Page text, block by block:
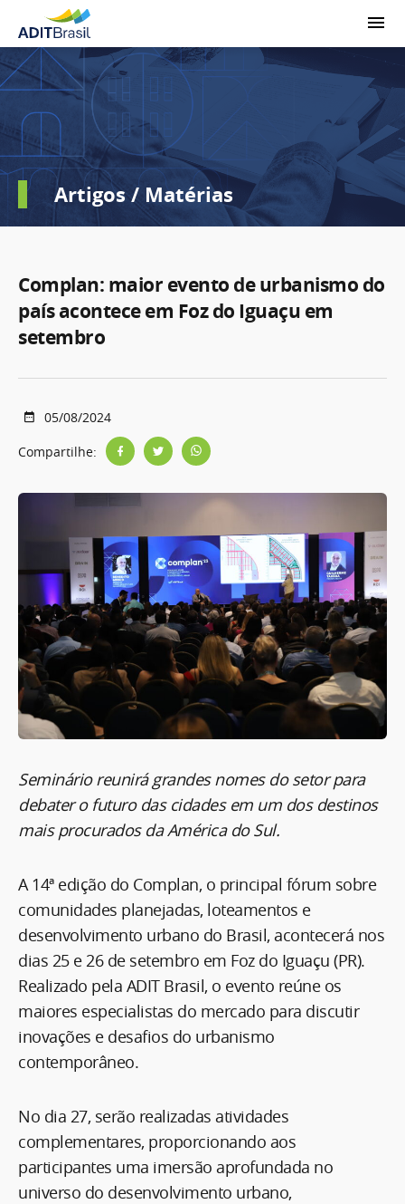
Artigos / Matérias
Complan: maior evento de urbanismo do
país acontece em Foz do Iguaçu em
setembro
05/08/2024
Compartilhe:
Seminário reunirá grandes nomes do setor para
debater o futuro das cidades em um dos destinos
mais procurados da América do Sul.
A 14ª edição do Complan, o principal fórum sobre
comunidades planejadas, loteamentos e
desenvolvimento urbano do Brasil, acontecerá nos
dias 25 e 26 de setembro em Foz do Iguaçu (PR).
Realizado pela ADIT Brasil, o evento reúne os
maiores especialistas do mercado para discutir
inovações e desafios do urbanismo
contemporâneo.
No dia 27, serão realizadas atividades
complementares, proporcionando aos
participantes uma imersão aprofundada no
universo do desenvolvimento urbano,